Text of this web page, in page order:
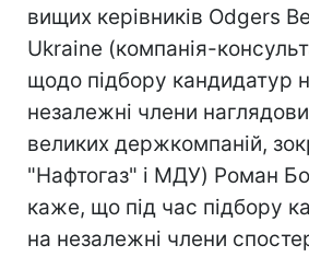
вищих керівників Odgers
Ukraine (компанія-
щодо підбору кандидатур
незалежні члени
великих держкомпаній,
"Нафтогаз" і МДУ) Роман
каже, що під час підбору
на незалежні члени